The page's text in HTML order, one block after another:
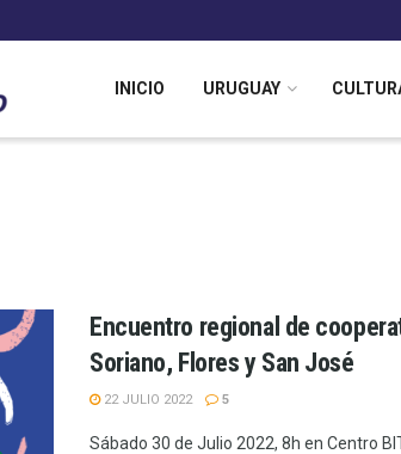
INICIO URUGUAY
Encuentro regional de
Soriano, Flores y San José
22 JULIO 2022 5
Sábado 30 de Julio 2022, 8h en Centro